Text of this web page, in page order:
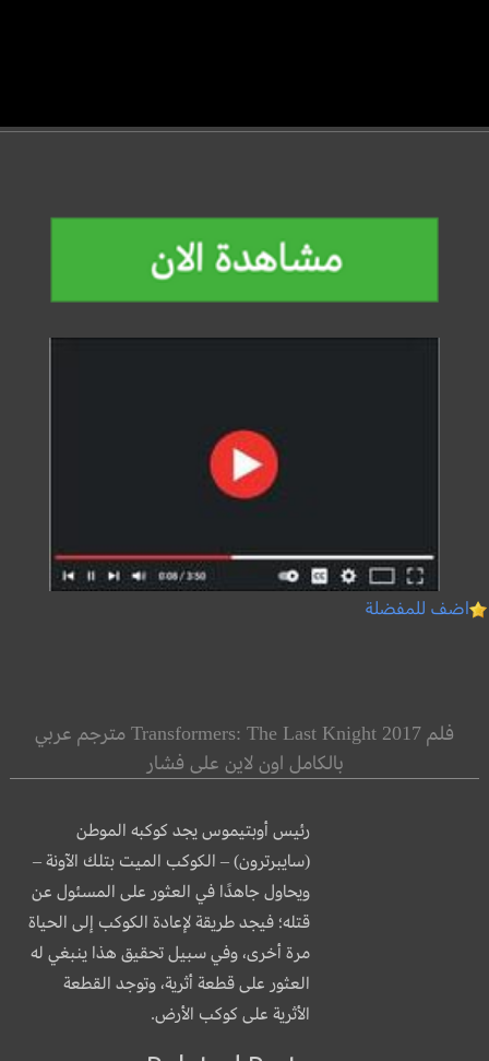
اضف للمفضلة
فلم Transformers: The Last Knight 2017 مترجم عربي
بالكامل اون لاين على فشار
رئيس أوبتيموس يجد كوكبه الموطن
(سايبرترون) – الكوكب الميت بتلك الآونة –
ويحاول جاهدًا في العثور على المسئول عن
قتله؛ فيجد طريقة لإعادة الكوكب إلى الحياة
مرة أخرى، وفي سبيل تحقيق هذا ينبغي له
العثورعلى قطعة أثرية، وتوجد القطعة
الأثرية على كوكب الأرض.